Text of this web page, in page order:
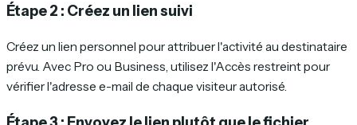
Étape 2 : Créez un lien suivi
Créez un lien personnel pour attribuer l'activité au destinataire
prévu. Avec Pro ou Business, utilisez l'Accès restreint pour
vérifier l'adresse e-mail de chaque visiteur autorisé.